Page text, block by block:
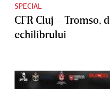
SPECIAL
CFR Cluj – Tromso,
echilibrului